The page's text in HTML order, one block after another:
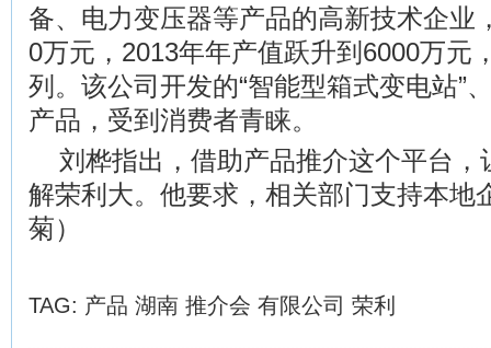
备、电力变压器等产品的高新技术企业
0万元，2013年年产值跃升到6000万元
列。该公司开发的“智能型箱式变电站”
产品，受到消费者青睐。
刘桦指出，借助产品推介这个平台，
解荣利大。他要求，相关部门支持本地
菊）
TAG: 产品 湖南 推介会 有限公司 荣利